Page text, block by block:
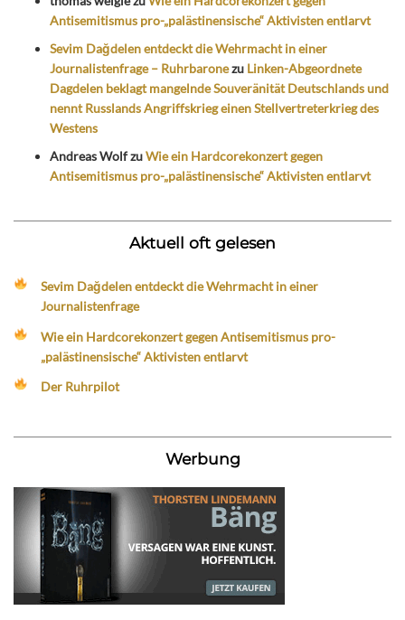
Antisemitismus pro-„palästinensische“ Aktivisten entlarvt
Sevim Dağdelen entdeckt die Wehrmacht in einer
Journalistenfrage – Ruhrbaronezu Linken-Abgeordnete
Dagdelen beklagt mangelnde Souveränität Deutschlands und
nennt Russlands Angriffskrieg einen Stellvertreterkrieg des
Westens
Andreas WolfzuWie ein Hardcorekonzert gegen
Antisemitismus pro-„palästinensische“ Aktivisten entlarvt
Aktuell oft gelesen
Sevim Dağdelen entdeckt die Wehrmacht in einer
Journalistenfrage
Wie ein Hardcorekonzert gegen Antisemitismus pro-
„palästinensische“ Aktivisten entlarvt
Der Ruhrpilot
Werbung